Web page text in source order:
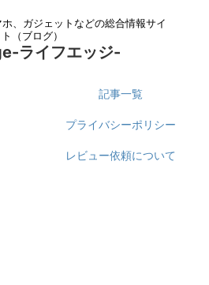
、ガジェットなどの総合情報サイ
ト（ブログ）
ライフエッジ-
記事一覧
プライバシーポリシー
レビュー依頼について